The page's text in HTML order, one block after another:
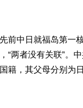
前中日就福岛第一
“两者没有关联”。
籍，其父母分别为